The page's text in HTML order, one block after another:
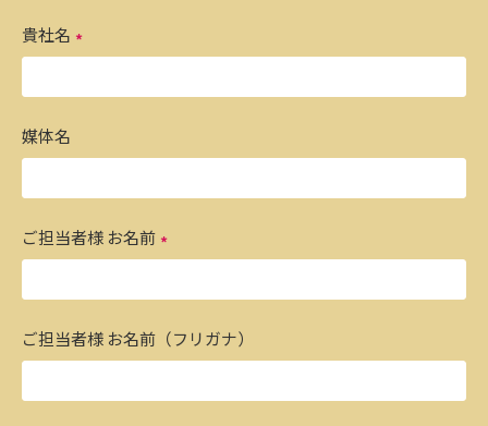
貴社名
媒体名
ご担当者様 お名前
ご担当者様 お名前（フリガナ）